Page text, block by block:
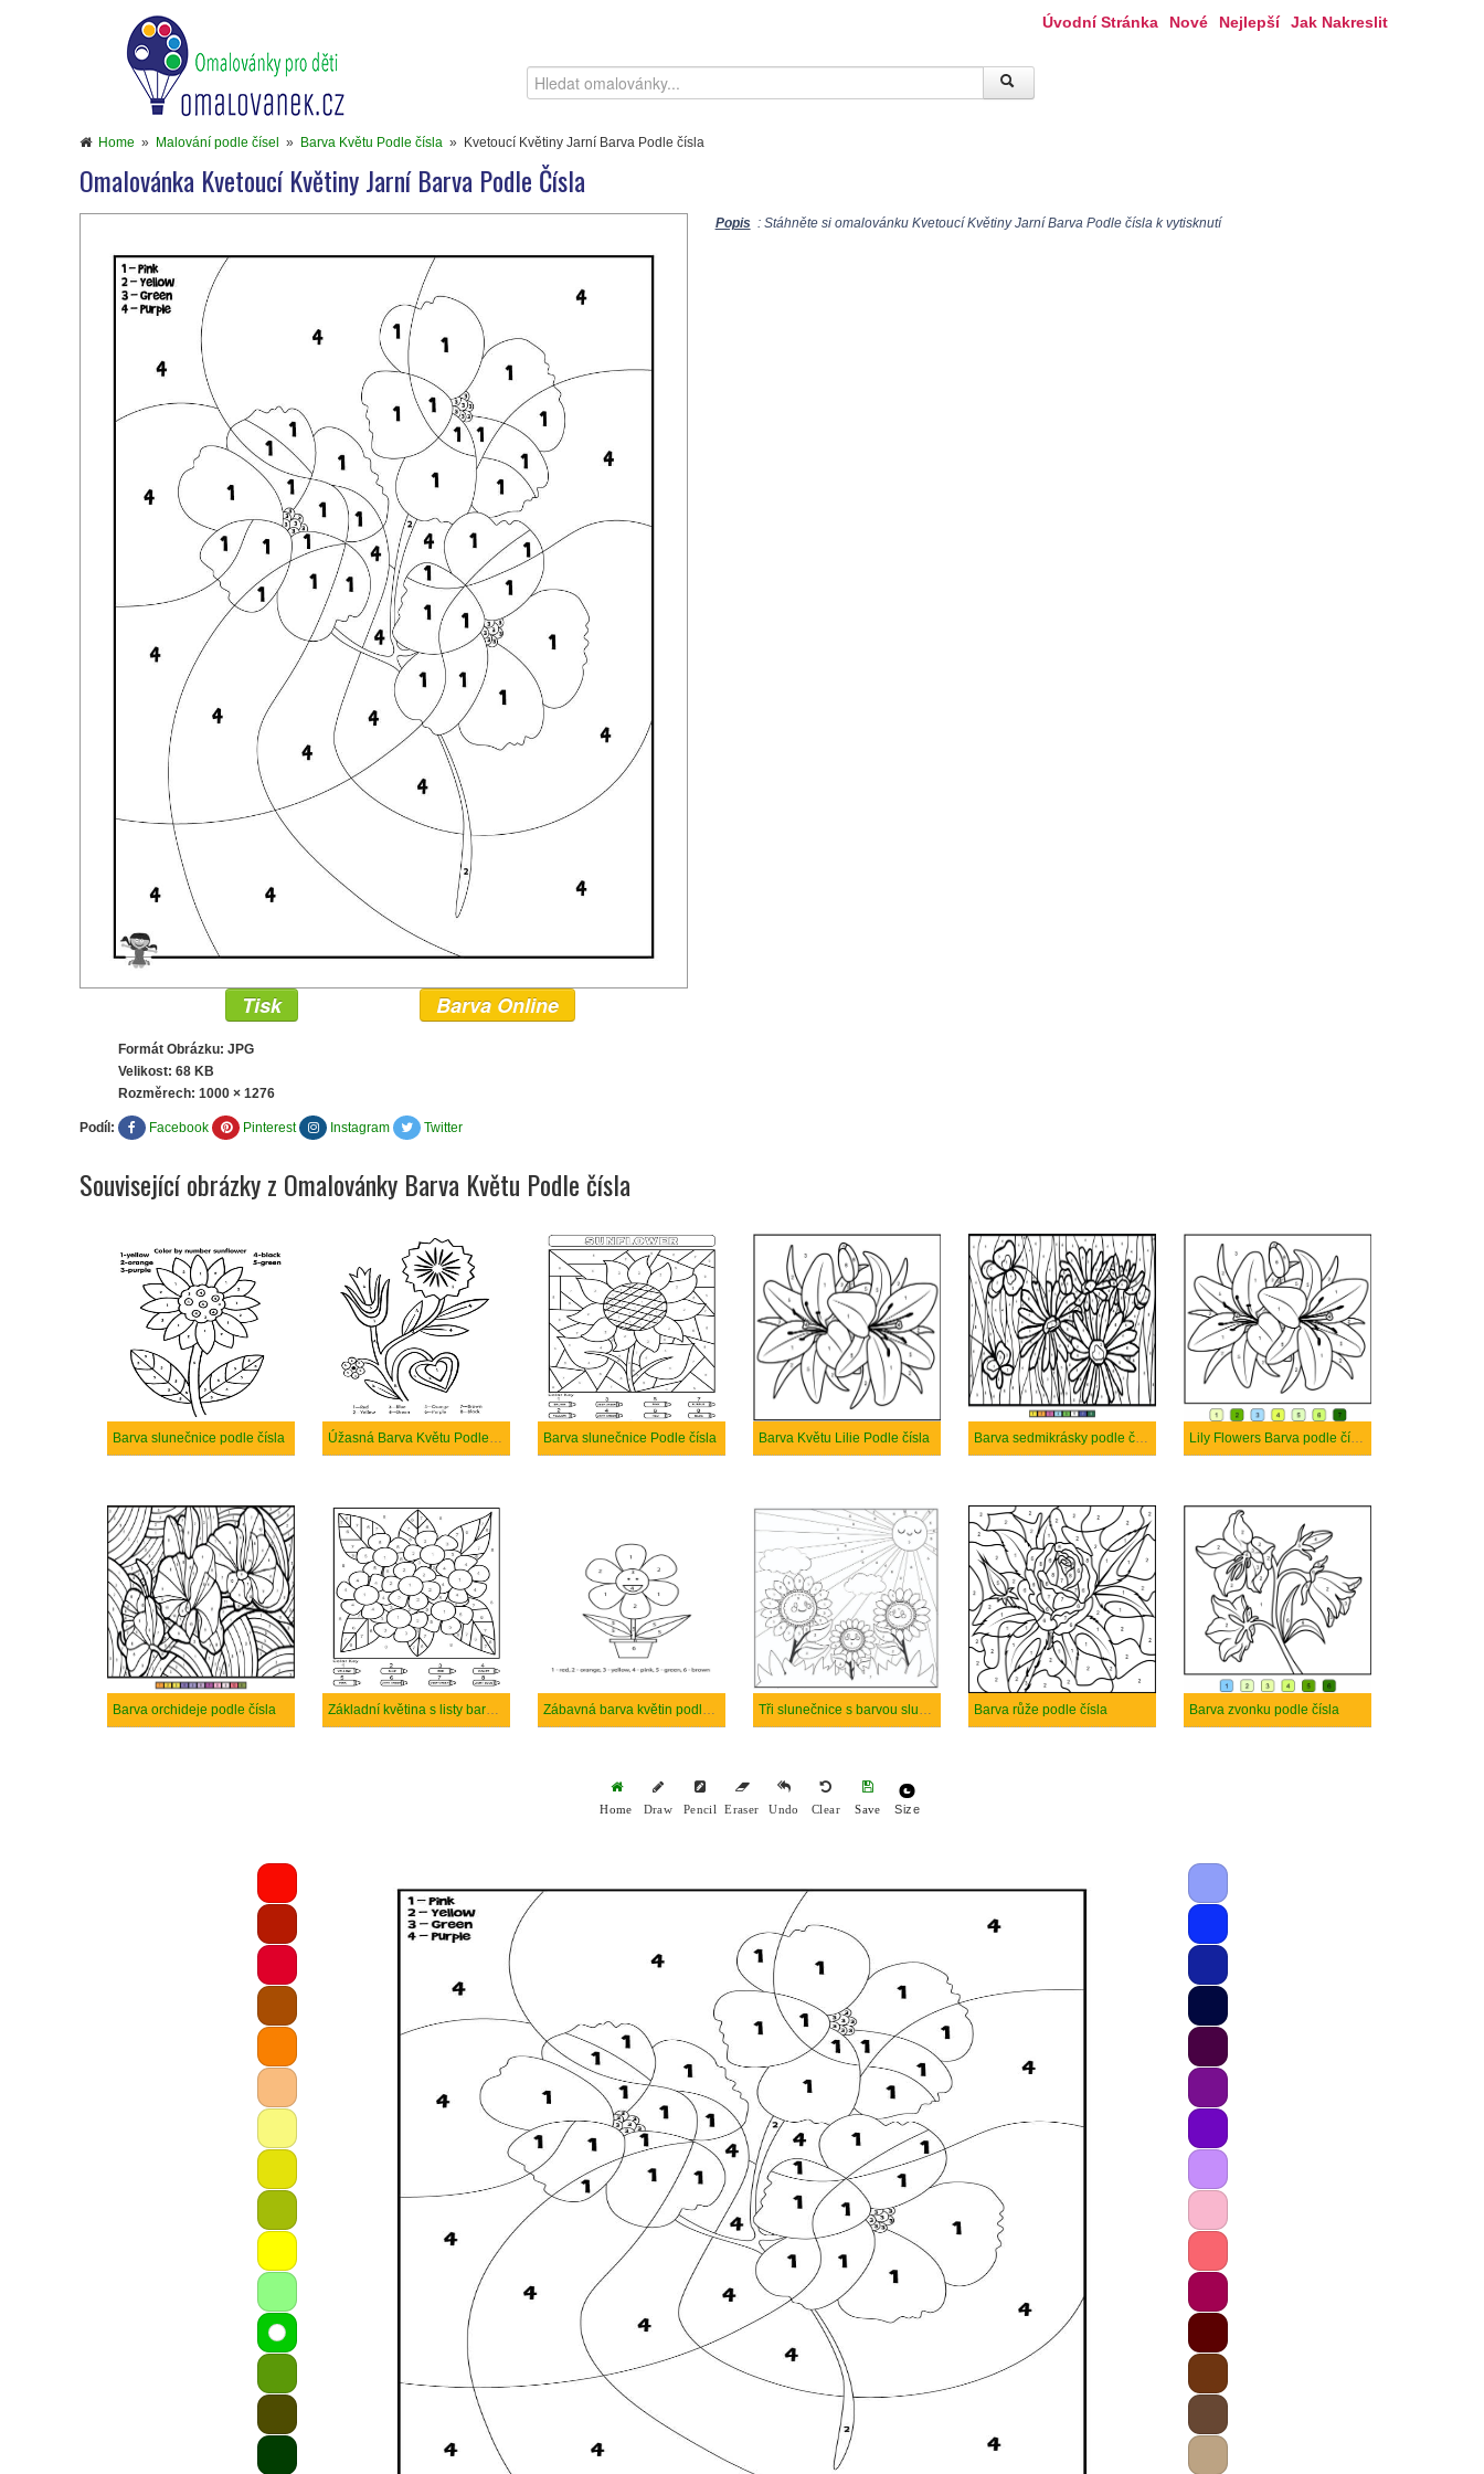
Úvodní Stránka Nové Nejlepší Jak Nakreslit
Home » Malování podle čísel » Barva Květu Podle čísla » Kvetoucí Květiny Jarní Barva Podle čísla
Omalovánka Kvetoucí Květiny Jarní Barva Podle Čísla
Popis : Stáhněte si omalovánku Kvetoucí Květiny Jarní Barva Podle čísla k vytisknutí
Tisk Barva Online
Formát Obrázku: JPG
Velikost: 68 KB
Rozměrech: 1000 × 1276
Podíl: Facebook Pinterest Instagram Twitter
Související obrázky z Omalovánky Barva Květu Podle čísla
Barva slunečnice podle čísla Úžasná Barva Květu Podle čísla Barva slunečnice Podle čísla Barva Květu Lilie Podle čísla Barva sedmikrásky podle čísla Lily Flowers Barva podle čísla
Barva orchideje podle čísla Základní květina s listy barvy podle čísla Zábavná barva květin podle čísla Tři slunečnice s barvou slunce podle čísla Barva růže podle čísla Barva zvonku podle čísla
Home Draw Pencil Eraser Undo Clear Save Size